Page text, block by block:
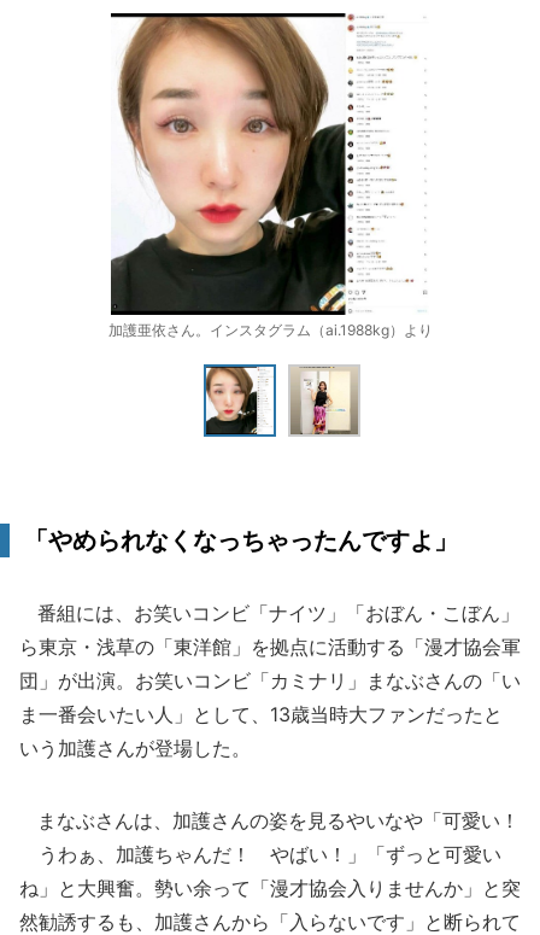
加護亜依さん。インスタグラム（ai.1988kg）より
「やめられなくなっちゃったんですよ」
番組には、お笑いコンビ「ナイツ」「おぼん・こぼん」
ら東京・浅草の「東洋館」を拠点に活動する「漫才協会軍
団」が出演。お笑いコンビ「カミナリ」まなぶさんの「い
ま一番会いたい人」として、13歳当時大ファンだったと
いう加護さんが登場した。
まなぶさんは、加護さんの姿を見るやいなや「可愛い！
うわぁ、加護ちゃんだ！ やばい！」「ずっと可愛い
ね」と大興奮。勢い余って「漫才協会入りませんか」と突
然勧誘するも、加護さんから「入らないです」と断られて